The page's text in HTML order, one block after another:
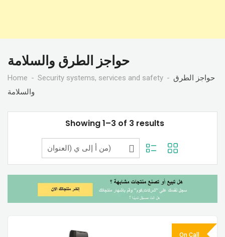
حواجز الطرق والسلامة
Home Security systems, services and safety
حواجز الطرق
والسلامة
Showing 1–3 of 3 results
On Call